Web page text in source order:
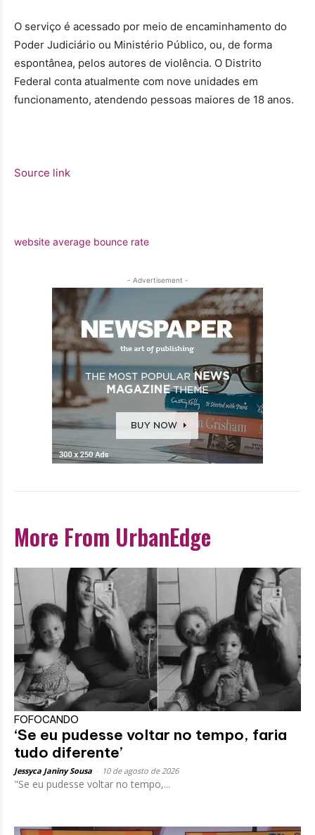
O serviço é acessado por meio de encaminhamento do
Poder Judiciário ou Ministério Público, ou, de forma
espontânea, pelos autores de violência. O Distrito
Federal conta atualmente com nove unidades em
funcionamento, atendendo pessoas maiores de 18 anos.
Source link
website average bounce rate
- Advertisement -
More From UrbanEdge
FOFOCANDO
‘Se eu pudesse voltar no tempo, faria
tudo diferente’
Jessyca Janiny Sousa 10 de agosto de 2026
"Se eu pudesse voltar no tempo,...